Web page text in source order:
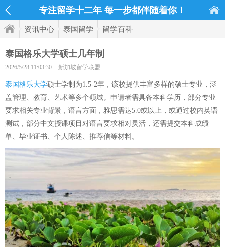
专注留学十二年 每一步都伴随着你！
资讯中心 泰国留学 留学百科
泰国格乐大学硕士几年制
2026/5/28 11:03:30 新加坡留学联盟
泰国格乐大学硕士学制为1.5-2年，该校提供丰富多样的硕士专业，涵
盖管理、教育、艺术等多个领域。申请者需具备本科学历，部分专业
要求相关专业背景，语言方面，雅思需达5.0或以上，或通过校内英语
测试，部分中文授课项目对语言要求相对灵活，还需提交本科成绩
单、毕业证书、个人陈述、推荐信等材料。